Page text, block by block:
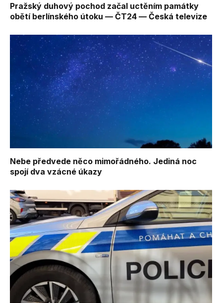
Pražský duhový pochod začal uctěním památky
obětí berlínského útoku — ČT24 — Česká televize
Nebe předvede něco mimořádného. Jediná noc
spojí dva vzácné úkazy